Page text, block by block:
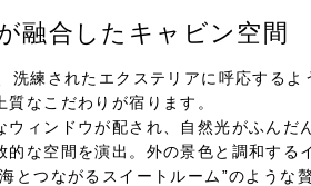
融合したキャビン空間
練されたエクステリアに呼応するよ
なこだわりが宿ります。
ウィンドウが配され、自然光がふんだ
的な空間を演出。外の景色と調和する
とつながるスイートルーム”のような